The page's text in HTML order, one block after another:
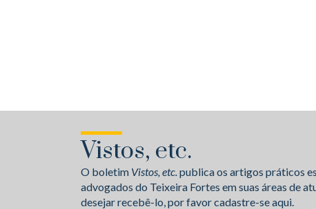
Vistos, etc.
O boletim Vistos, etc.publica os artigos práticos
advogados do Teixeira Fortes em suas áreas de
desejar recebê-lo, por favor cadastre-se aqui.